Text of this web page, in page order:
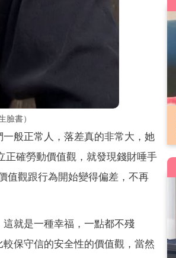
臉書）
般正常人，落差真的非常大，她
正確勞動價值觀，就發現錢財唾手
值觀跟行為開始變得偏差，不再
就是一種幸福，一點都不殘
保守信的安全性的價值觀，當然